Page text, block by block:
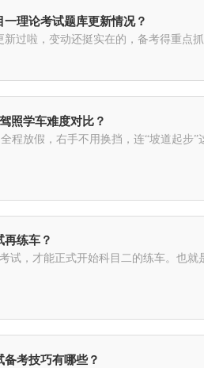
一理论考试题库更新情况？
新过啦，变动还挺实在的，备考得重
照学车难度对比？
程放假，右手不用换挡，连“坡道起
再练车？
试，才能正式开始科目二的练车。也
考技巧有哪些？